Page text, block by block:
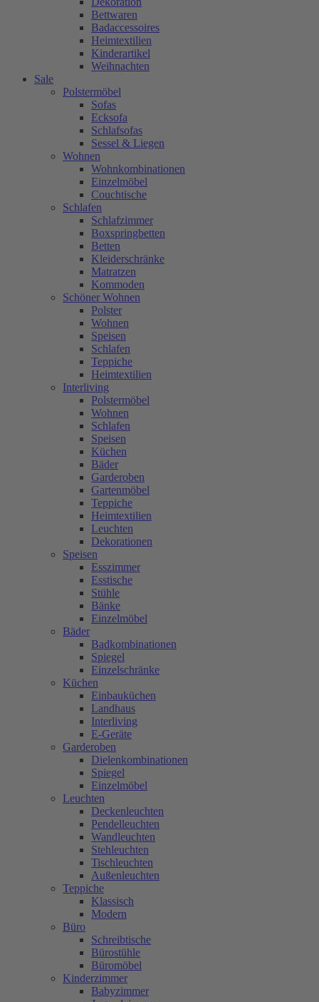
Bettwaren
Badaccessoires
Heimtextilien
Kinderartikel
Weihnachten
Sale
Polstermöbel
Sofas
Ecksofa
Schlafsofas
Sessel & Liegen
Wohnen
Wohnkombinationen
Einzelmöbel
Couchtische
Schlafen
Schlafzimmer
Boxspringbetten
Betten
Kleiderschränke
Matratzen
Kommoden
Schöner Wohnen
Polster
Wohnen
Speisen
Schlafen
Teppiche
Heimtextilien
Interliving
Polstermöbel
Wohnen
Schlafen
Speisen
Küchen
Bäder
Garderoben
Gartenmöbel
Teppiche
Heimtextilien
Leuchten
Dekorationen
Speisen
Esszimmer
Esstische
Stühle
Bänke
Einzelmöbel
Bäder
Badkombinationen
Spiegel
Einzelschränke
Küchen
Einbauküchen
Landhaus
Interliving
E-Geräte
Garderoben
Dielenkombinationen
Spiegel
Einzelmöbel
Leuchten
Deckenleuchten
Pendelleuchten
Wandleuchten
Stehleuchten
Tischleuchten
Außenleuchten
Teppiche
Klassisch
Modern
Büro
Schreibtische
Bürostühle
Büromöbel
Kinderzimmer
Babyzimmer